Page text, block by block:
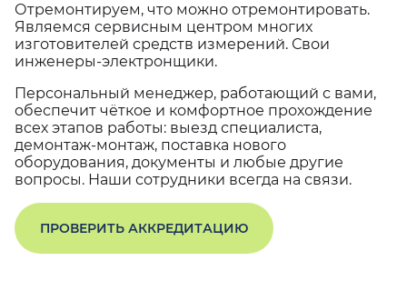
Отремонтируем, что можно отремонтировать.
Являемся сервисным центром многих
изготовителей средств измерений. Свои
инженеры-электронщики.
Персональный менеджер, работающий с вами,
обеспечит чёткое и комфортное прохождение
всех этапов работы: выезд специалиста,
демонтаж-монтаж, поставка нового
оборудования, документы и любые другие
вопросы. Наши сотрудники всегда на связи.
ПРОВЕРИТЬ АККРЕДИТАЦИЮ